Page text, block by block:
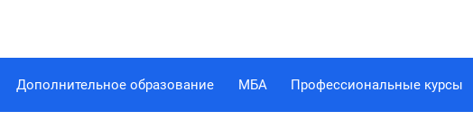
Дополнительное образование МБА Профессиональные курсы